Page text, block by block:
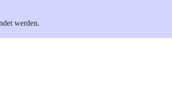
werden.